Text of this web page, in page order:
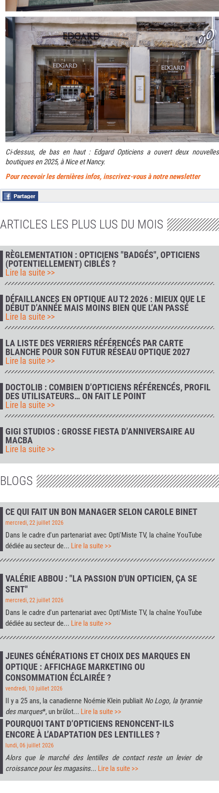
Ci-dessus, de bas en haut : Edgard Opticiens a ouvert deux nouvelles
boutiques en 2025, à Nice et Nancy.
Pour recevoir les dernières infos, inscrivez-vous à notre newsletter
ARTICLES LES PLUS LUS DU MOIS
RÈGLEMENTATION : OPTICIENS "BADGÉS", OPTICIENS
(POTENTIELLEMENT) CIBLÉS ?
Lire la suite >>
DÉFAILLANCES EN OPTIQUE AU T2 2026 : MIEUX QUE LE
DÉBUT D’ANNÉE MAIS MOINS BIEN QUE L’AN PASSÉ
Lire la suite >>
LA LISTE DES VERRIERS RÉFÉRENCÉS PAR CARTE
BLANCHE POUR SON FUTUR RÉSEAU OPTIQUE 2027
Lire la suite >>
DOCTOLIB : COMBIEN D’OPTICIENS RÉFÉRENCÉS, PROFIL
DES UTILISATEURS… ON FAIT LE POINT
Lire la suite >>
GIGI STUDIOS : GROSSE FIESTA D’ANNIVERSAIRE AU
MACBA
Lire la suite >>
BLOGS
CE QUI FAIT UN BON MANAGER SELON CAROLE BINET
mercredi, 22 juillet 2026
Dans le cadre d'un partenariat avec Opti'Miste TV, la chaîne YouTube
dédiée au secteur de... Lire la suite >>
VALÉRIE ABBOU : "LA PASSION D'UN OPTICIEN, ÇA SE
SENT"
mercredi, 22 juillet 2026
Dans le cadre d'un partenariat avec Opti'Miste TV, la chaîne YouTube
dédiée au secteur de... Lire la suite >>
JEUNES GÉNÉRATIONS ET CHOIX DES MARQUES EN
OPTIQUE : AFFICHAGE MARKETING OU
CONSOMMATION ÉCLAIRÉE ?
vendredi, 10 juillet 2026
Il y a 25 ans, la canadienne Noémie Klein publiait No Logo, la tyrannie
des marques*, un brûlot... Lire la suite >>
POURQUOI TANT D’OPTICIENS RENONCENT-ILS
ENCORE À L’ADAPTATION DES LENTILLES ?
lundi, 06 juillet 2026
Alors que le marché des lentilles de contact reste un levier de
croissance pour les magasins... Lire la suite >>